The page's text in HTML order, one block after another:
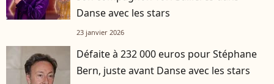
Danse avec les stars
23 janvier 2026
Défaite à 232 000 euros pour Stéphane
Bern, juste avant Danse avec les stars